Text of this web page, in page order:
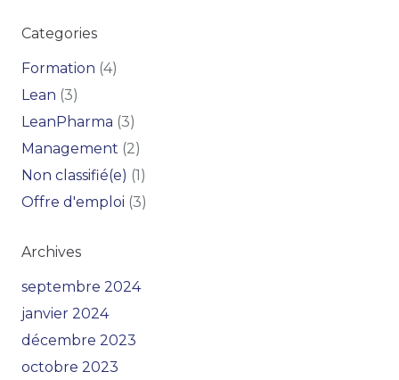
Categories
Formation (4)
Lean (3)
LeanPharma (3)
Management (2)
Non classifié(e) (1)
Offre d'emploi (3)
Archives
septembre 2024
janvier 2024
décembre 2023
octobre 2023